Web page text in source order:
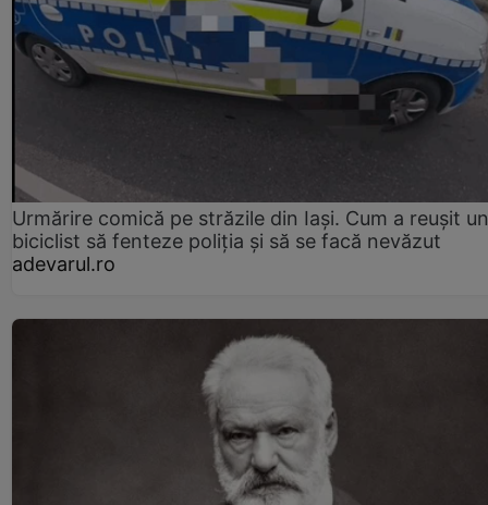
Urmărire comică pe străzile din Iași. Cum a reușit un
biciclist să fenteze poliția și să se facă nevăzut
adevarul.ro